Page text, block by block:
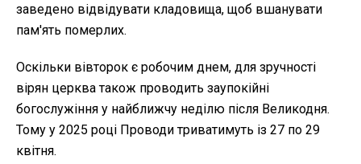
заведено відвідувати кладовища, щоб вшанувати
пам'ять померлих.
Оскільки вівторок є робочим днем, для зручності
вірян церква також проводить заупокійні
богослужіння у найближчу неділю після Великодня.
Тому у 2025 році Проводи триватимуть із 27 по 29
квітня.